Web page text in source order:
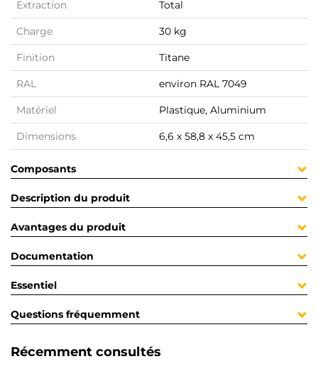
Extraction Total
Charge 30 kg
Finition Titane
RAL environ RAL 7049
Matériel Plastique, Aluminium
Dimensions 6,6 x 58,8 x 45,5 cm
Composants
Description du produit
Avantages du produit
Documentation
Essentiel
Questions fréquemment
Récemment consultés